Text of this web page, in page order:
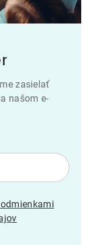
zasielať
našom e-